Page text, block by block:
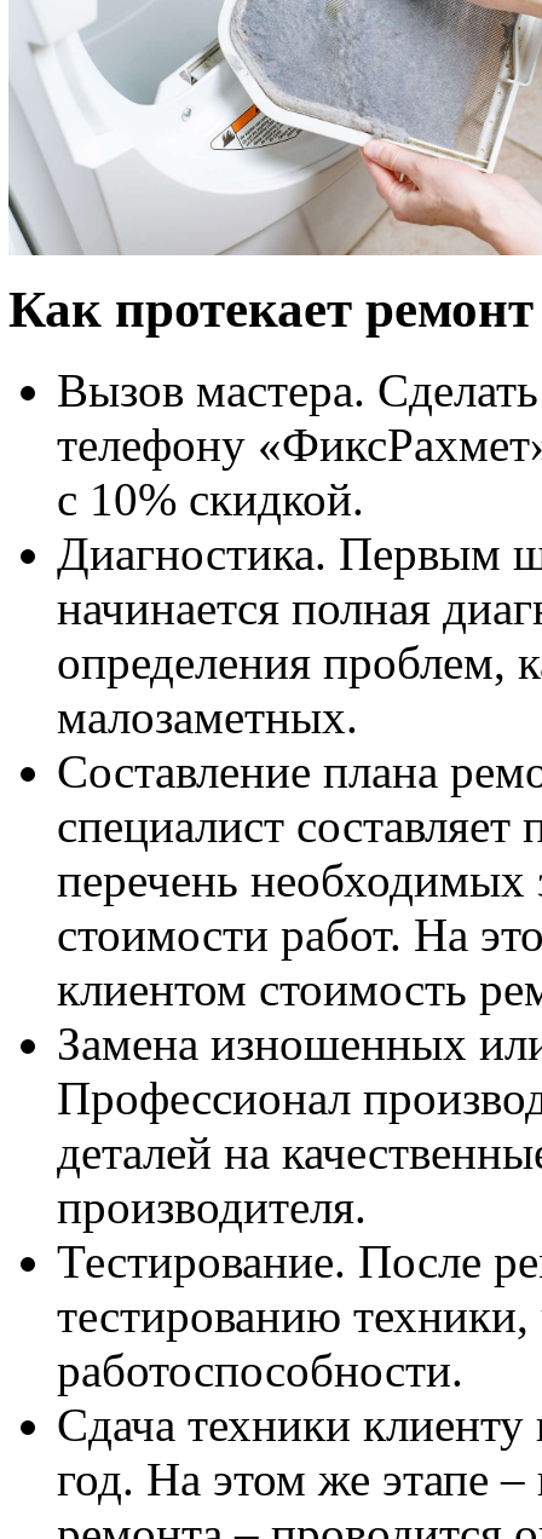
Как протекает
Вызов мастера.
телефону
с 10% скидкой.
Диагностика. Первым
начинается полная
определения проблем,
малозаметных.
Составление плана
специалист
перечень необходимых
стоимости работ. На
клиентом стоимость
Замена изношенных
Профессионал
деталей на
производителя.
Тестирование. После
тестированию техники,
работоспособности.
Сдача техники
год. На этом же этапе –